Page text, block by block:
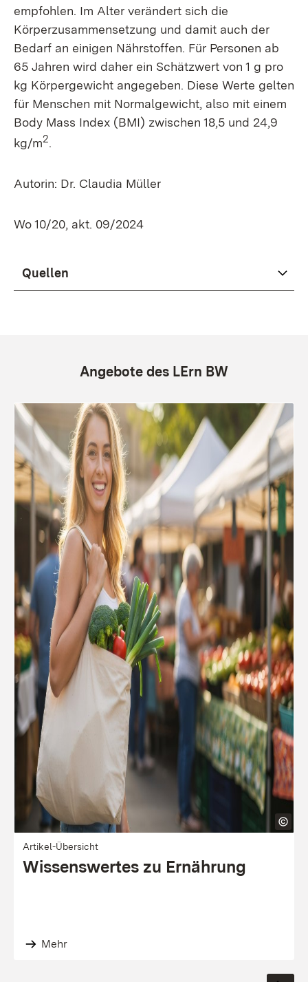
empfohlen. Im Alter verändert sich die
Körperzusammensetzung und damit auch der
Bedarf an einigen Nährstoffen. Für Personen ab
65 Jahren wird daher ein Schätzwert von 1 g pro
kg Körpergewicht angegeben. Diese Werte gelten
für Menschen mit Normalgewicht, also mit einem
Body Mass Index (BMI) zwischen 18,5 und 24,9
kg/m2.
Autorin: Dr. Claudia Müller
Wo 10/20, akt. 09/2024
Quellen
Angebote des LErn BW
Artikel-Übersicht
Wissenswertes zu Ernährung
Mehr